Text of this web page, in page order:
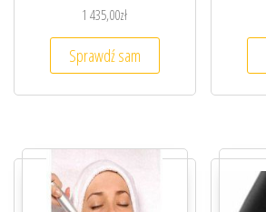
1 435,00zł
Sprawdź sam